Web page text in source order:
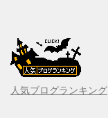
人気ブログランキング